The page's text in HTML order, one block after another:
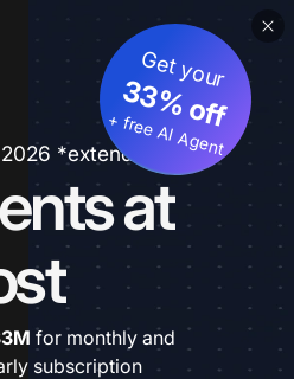
*extended
at
Get your
33% off
+ free AI Agent
for monthly and
subscription